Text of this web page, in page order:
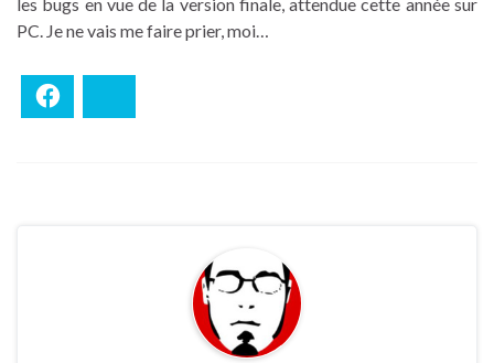
PC. Je ne vais me faire prier, moi…